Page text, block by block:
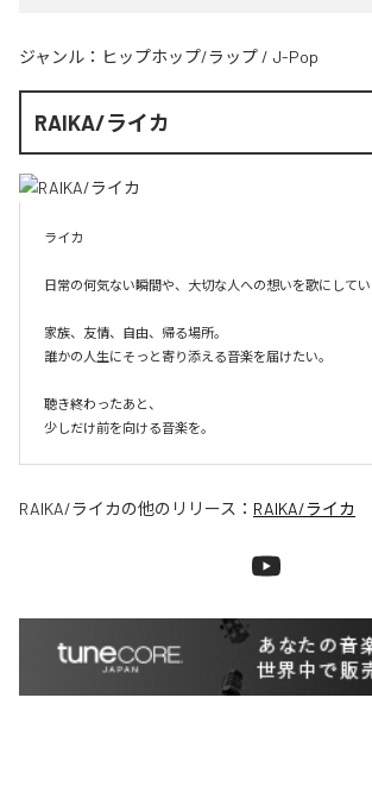
ジャンル： ヒップホップ/ラップ / J-Pop
RAIKA/ライカ
ライカ
日常の何気ない瞬間や、大切な人への想いを歌にしてい
家族、友情、自由、帰る場所。
誰かの人生にそっと寄り添える音楽を届けたい。
聴き終わったあと、
少しだけ前を向ける音楽を。
RAIKA/ライカの他のリリース： RAIKA/ライカ